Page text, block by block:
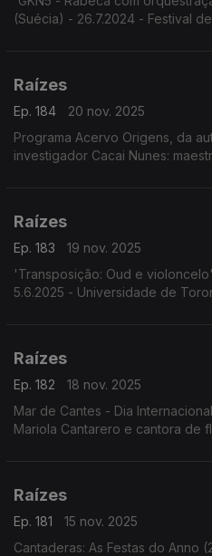
(Suécia) - 26.7.2024 - Festival
Raízes
Ep. 184
20 nov. 2025
Programa Acervo Origens, da
investigador Cacai Nunes: maestro Lyrio Panicalli e orquestra
Raízes
Ep. 183
19 nov. 2025
'Transposição: Oud e
5.6.2025 - Universidade de
Raízes
Ep. 182
18 nov. 2025
Mar de Cantes - Dia
Mariola Cantarero e cantora de
Raízes
Ep. 181
15 nov. 2025
Cantaderas: As Festas do Anno